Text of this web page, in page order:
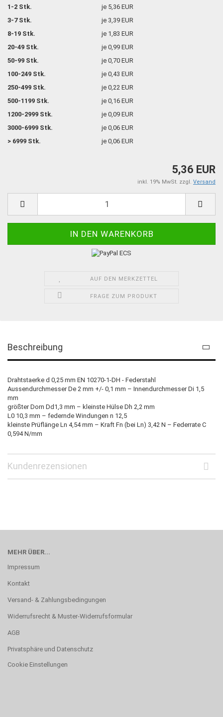
1-2 Stk.
je 5,36 EUR
3-7 Stk.
je 3,39 EUR
8-19 Stk.
je 1,83 EUR
20-49 Stk.
je 0,99 EUR
50-99 Stk.
je 0,70 EUR
100-249 Stk.
je 0,43 EUR
250-499 Stk.
je 0,22 EUR
500-1199 Stk.
je 0,16 EUR
1200-2999 Stk.
je 0,09 EUR
3000-6999 Stk.
je 0,06 EUR
> 6999 Stk.
je 0,06 EUR
5,36 EUR
inkl. 19% MwSt. zzgl. Versand
AUF DEN MERKZETTEL
FRAGE ZUM PRODUKT
Beschreibung
Drahtstaerke d 0,25 mm EN 10270-1-DH - Federstahl
Aussendurchmesser De 2 mm +/- 0,1 mm – Innendurchmesser Di 1,5
mm
größter Dorn Dd1,3 mm – kleinste Hülse Dh 2,2 mm
L0 10,3 mm – federnde Windungen n 12,5
kleinste Prüflänge Ln 4,54 mm – Kraft Fn (bei Ln) 3,42 N – Federrate C
0,594 N/mm
Kundenrezensionen
MEHR ÜBER...
Impressum
Kontakt
Versand- & Zahlungsbedingungen
Widerrufsrecht & Muster-Widerrufsformular
AGB
Privatsphäre und Datenschutz
Cookie Einstellungen